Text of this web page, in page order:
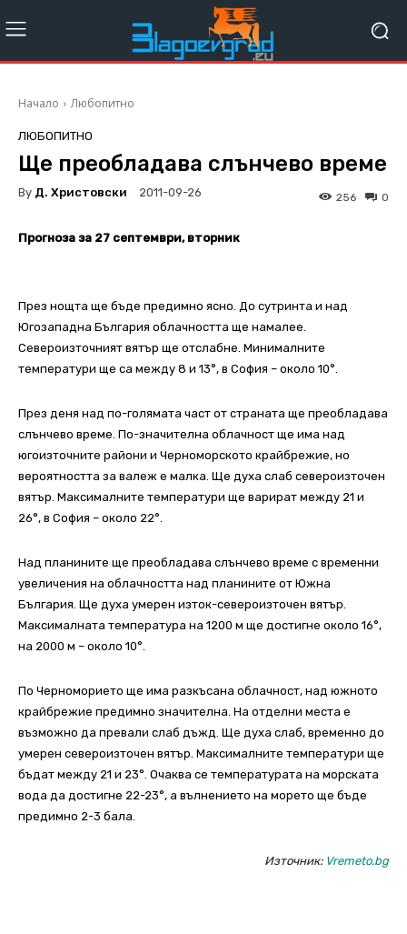
Начало Любопитно
ЛЮБОПИТНО
Ще преобладава слънчево време
By Д. Христовски 2011-09-26 0
256
Прогноза за 27 септември, вторник
През нощта ще бъде предимно ясно. До сутринта и над
Югозападна България облачността ще намалее.
Североизточният вятър ще отслабне. Минималните
температури ще са между 8 и 13°, в София – около 10°.
През деня над по-голямата част от страната ще преобладава
слънчево време. По-значителна облачност ще има над
югоизточните райони и Черноморското крайбрежие, но
вероятността за валеж е малка. Ще духа слаб североизточен
вятър. Максималните температури ще варират между 21 и
26°, в София – около 22°.
Над планините ще преобладава слънчево време с временни
увеличения на облачността над планините от Южна
България. Ще духа умерен изток-североизточен вятър.
Максималната температура на 1200 м ще достигне около 16°,
на 2000 м – около 10°.
По Черноморието ще има разкъсана облачност, над южното
крайбрежие предимно значителна. На отделни места е
възможно да превали слаб дъжд. Ще духа слаб, временно до
умерен североизточен вятър. Максималните температури ще
бъдат между 21 и 23°. Очаква се температурата на морската
вода да достигне 22-23°, а вълнението на морето ще бъде
предимно 2-3 бала.
Източник: Vremeto.bg